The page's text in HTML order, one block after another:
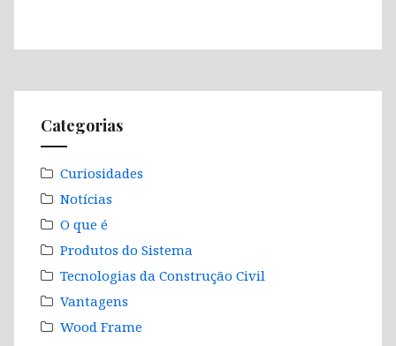
Categorias
Curiosidades
Notícias
O que é
Produtos do Sistema
Tecnologias da Construção Civil
Vantagens
Wood Frame